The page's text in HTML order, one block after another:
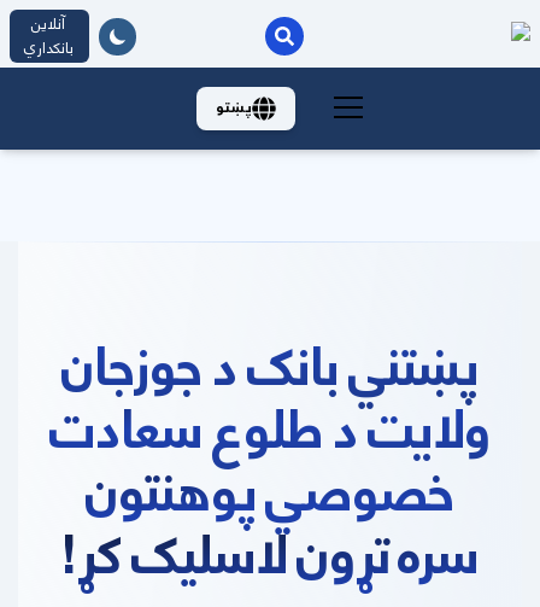
آنلاین
بانکداري
پښتو
پښتني بانک د جوزجان
ولایت د طلوع سعادت
خصوصي پوهنتون
سره تړون لاسلیک کړ!